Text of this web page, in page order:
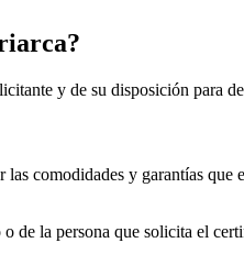
?
y de su disposición para
comodidades y garantías
de la persona que solicita el